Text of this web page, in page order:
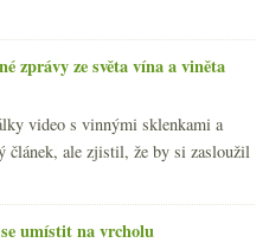
zprávy ze světa vína a viněta
video s vinnými sklenkami a
článek, ale zjistil, že by si zasloužil
umístit na vrcholu